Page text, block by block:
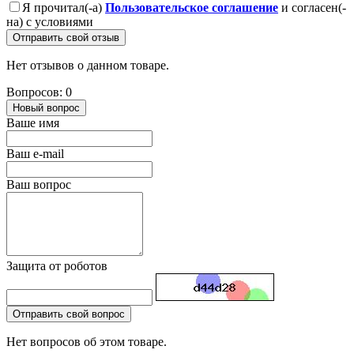
Я прочитал(-а) Пользовательское соглашение и согласен(-
на) с условиями
Отправить свой отзыв
Нет отзывов о данном товаре.
Вопросов: 0
Новый вопрос
Ваше имя
Ваш e-mail
Ваш вопрос
Защита от роботов
Отправить свой вопрос
Нет вопросов об этом товаре.